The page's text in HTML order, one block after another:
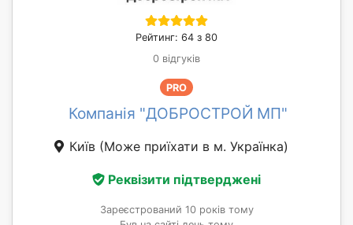
Рейтинг: 64 з 80
0 відгуків
PRO
Компанія "ДОБРОСТРОЙ МП"
Київ (Може приїхати в м. Українка)
Реквізити підтверджені
Зареєстрований 10 років тому